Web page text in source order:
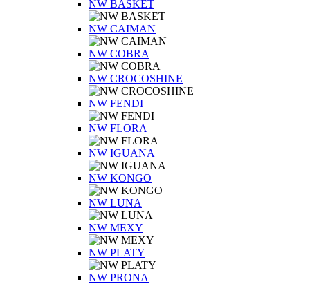
NW BASKET
NW CAIMAN
NW COBRA
NW CROCOSHINE
NW FENDI
NW FLORA
NW IGUANA
NW KONGO
NW LUNA
NW MEXY
NW PLATY
NW PRONA